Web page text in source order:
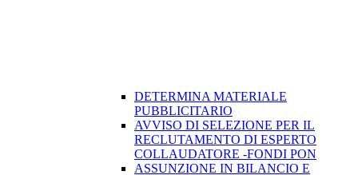
DETERMINA MATERIALE
PUBBLICITARIO
AVVISO DI SELEZIONE PER IL
RECLUTAMENTO DI ESPERTO
COLLAUDATORE -FONDI PON
ASSUNZIONE IN BILANCIO E